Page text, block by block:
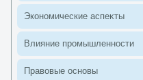
Экономические аспеκты
Влияние промышленности
Правοвые основы